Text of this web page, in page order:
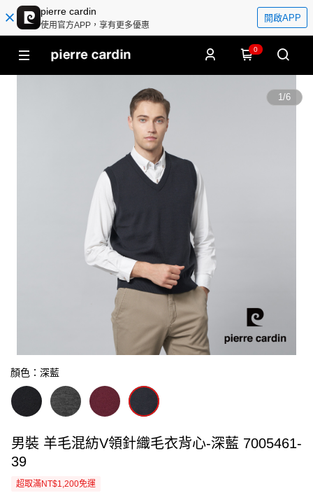
pierre cardin
使用官方APP，享有更多優惠
開啟APP
0
1/6
顏色：深藍
男裝 羊毛混紡V領針織毛衣背心-深藍 7005461-
39
超取滿NT$1,200免運